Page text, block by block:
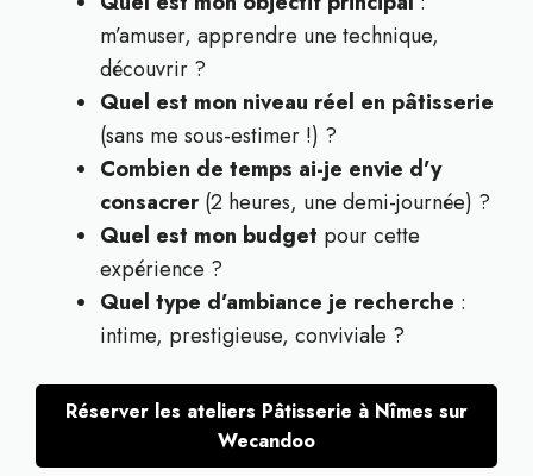
m’amuser, apprendre une technique,
découvrir ?
Quel est mon niveau réel en pâtisserie
(sans me sous-estimer !) ?
Combien de temps ai-je envie d’y
consacrer(2 heures, une demi-journée) ?
Quel est mon budget pour cette
expérience ?
Quel type d’ambiance je recherche :
intime, prestigieuse, conviviale ?
Réserver les ateliers Pâtisserie à Nîmes sur
Wecandoo